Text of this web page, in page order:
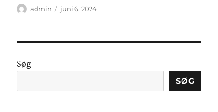
Forfatter
admin Udgivet
juni 6, 2024
Søg
SØG